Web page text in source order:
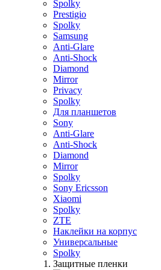
Spolky
Prestigio
Spolky
Samsung
Anti-Glare
Anti-Shock
Diamond
Mirror
Privacy
Spolky
Для планшетов
Sony
Anti-Glare
Anti-Shock
Diamond
Mirror
Spolky
Sony Ericsson
Xiaomi
Spolky
ZTE
Наклейки на корпус
Универсальные
Spolky
Защитные пленки